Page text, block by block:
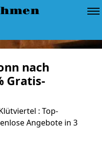
nach
Gratis-
: Top-
Angebote in 3